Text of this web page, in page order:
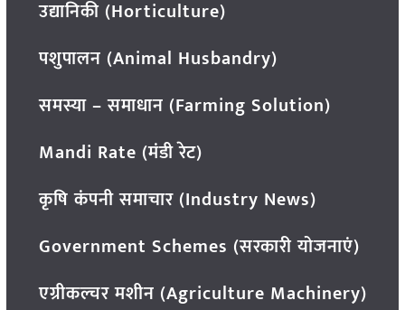
उद्यानिकी (Horticulture)
पशुपालन (Animal Husbandry)
समस्या – समाधान (Farming Solution)
Mandi Rate (मंडी रेट)
कृषि कंपनी समाचार (Industry News)
Government Schemes (सरकारी योजनाएं)
एग्रीकल्चर मशीन (Agriculture Machinery)